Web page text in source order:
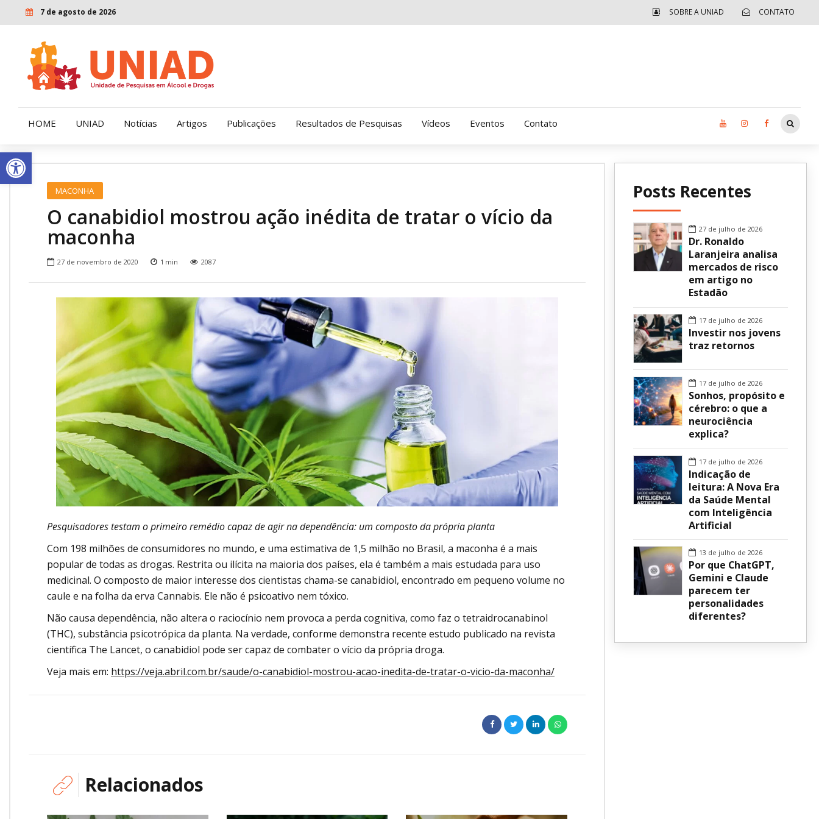
Open toolbar
7 de agosto de 2026 SOBRE A UNIAD CONTATO
HOME UNIAD
Nossa História
Nossa Missão e Valores
Onde Procurar Ajuda?
Ronaldo Laranjeira recebe prêmio ISAJE
Amor-Exigente
AME – Psiquiatria Dra Jandira Masur
Independência Jovem – FOLIA
Revista UNIAD
Notícias Artigos Publicações Resultados de Pesquisas Vídeos Eventos Contato
MACONHA
O canabidiol mostrou ação inédita de tratar o vício da
maconha
27 de novembro de 2020 1 min 2087
Pesquisadores testam o primeiro remédio capaz de agir na dependência: um composto da própria planta
Com 198 milhões de consumidores no mundo, e uma estimativa de 1,5 milhão no Brasil, a maconha é a mais
popular de todas as drogas. Restrita ou ilícita na maioria dos países, ela é também a mais estudada para uso
medicinal. O composto de maior interesse dos cientistas chama-se canabidiol, encontrado em pequeno volume no
caule e na folha da erva Cannabis. Ele não é psicoativo nem tóxico.
Não causa dependência, não altera o raciocínio nem provoca a perda cognitiva, como faz o tetraidrocanabinol
(THC), substância psicotrópica da planta. Na verdade, conforme demonstra recente estudo publicado na revista
científica The Lancet, o canabidiol pode ser capaz de combater o vício da própria droga.
Veja mais em: https://veja.abril.com.br/saude/o-canabidiol-mostrou-acao-inedita-de-tratar-o-vicio-da-maconha/
Relacionados
Posts Recentes
27 de julho de 2026
Dr. Ronaldo
Laranjeira analisa
mercados de risco
em artigo no
Estadão
17 de julho de 2026
Investir nos jovens
traz retornos
17 de julho de 2026
Sonhos, propósito e
cérebro: o que a
neurociência
explica?
17 de julho de 2026
Indicação de
leitura: A Nova Era
da Saúde Mental
com Inteligência
Artificial
13 de julho de 2026
Por que ChatGPT,
Gemini e Claude
parecem ter
personalidades
diferentes?